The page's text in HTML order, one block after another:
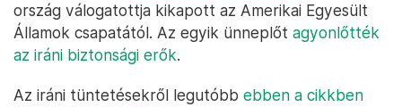
ország válogatottja kikapott az Amerikai Egyesült
Államok csapatától. Az egyik ünneplőt agyonlőtték
az iráni biztonsági erők.
Az iráni tüntetésekről legutóbb ebben a cikkben